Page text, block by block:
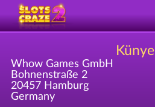
Künye
Whow Games GmbH
Bohnenstraße 2
20457 Hamburg
Germany